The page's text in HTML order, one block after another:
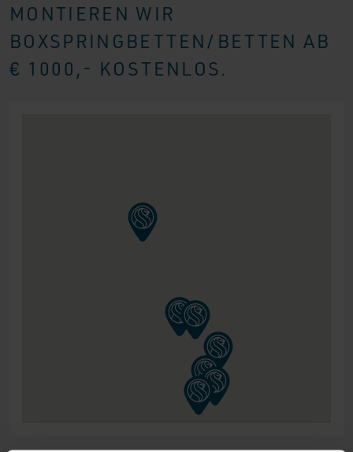
MONTIEREN WIR
BOXSPRINGBETTEN/BETTEN AB
€ 1000,- KOSTENLOS.